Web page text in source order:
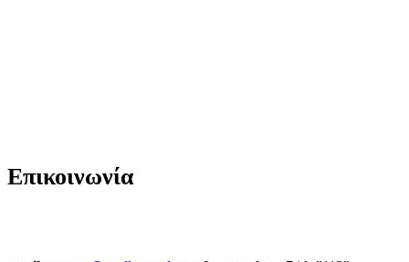
Επικοινωνία